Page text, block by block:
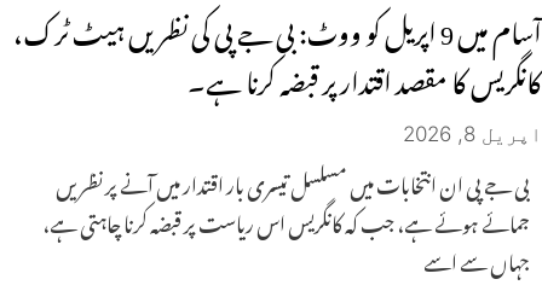
آسام میں 9 اپریل کو ووٹ: بی جے پی کی نظریں ہیٹ ٹرک،
کانگریس کا مقصد اقتدار پر قبضہ کرنا ہے۔
اپریل 8, 2026
بی جے پی ان انتخابات میں مسلسل تیسری بار اقتدار میں آنے پر نظریں
جمائے ہوئے ہے، جب کہ کانگریس اس ریاست پر قبضہ کرنا چاہتی ہے،
جہاں سے اسے